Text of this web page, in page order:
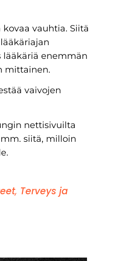
vauhtia. Siitä
lääkäriä enemmän
mittainen.
vaivojen
nettisivuilta
siitä, milloin
, Terveys ja